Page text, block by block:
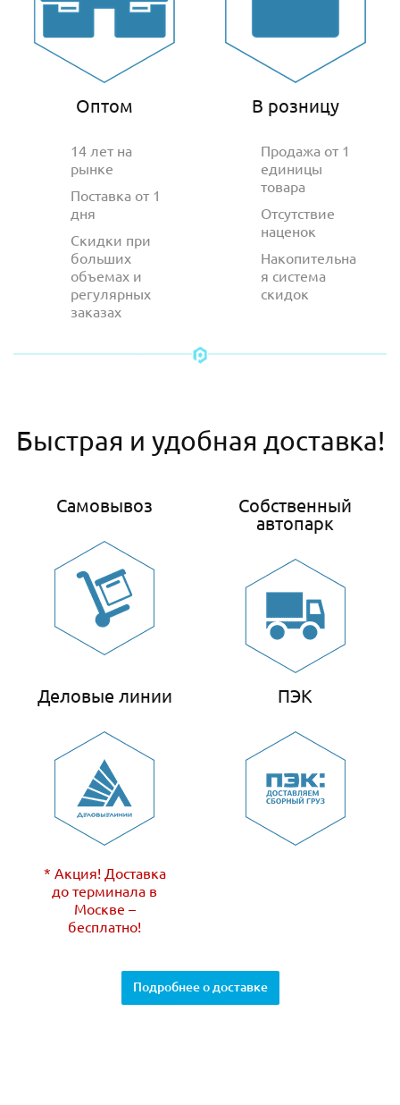
Оптом
14 лет на
рынке
Поставка от 1
дня
Скидки при
больших
объемах и
регулярных
заказах
В розницу
Продажа от 1
единицы
товара
Отсутствие
наценок
Накопительна
я система
скидок
Быстрая и удобная доставка!
Самовывоз
Собственный
автопарк
Деловые линии
* Акция! Доставка
до терминала в
Москве –
бесплатно!
ПЭК
Подробнее о доставке